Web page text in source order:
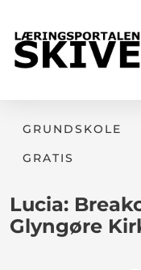
GRUNDSKOLE
GRATIS
Lucia:
Glyngøre